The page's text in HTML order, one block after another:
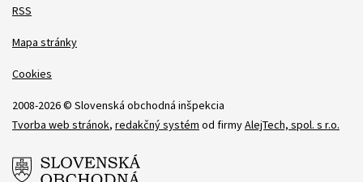
RSS
Mapa stránky
Cookies
2008-2026 © Slovenská obchodná inšpekcia
Tvorba web stránok, redakčný systém od firmyAlejTech, spol. s r.o.